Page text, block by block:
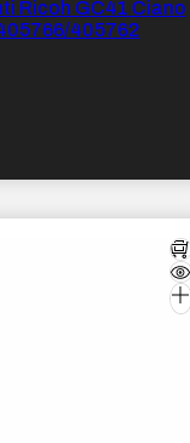
Ricoh GC41 Ciano
405762